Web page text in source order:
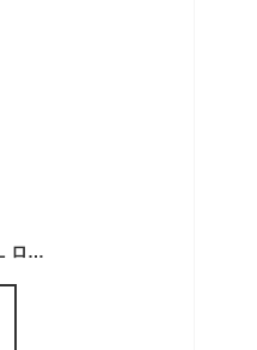
収納袋 衣類収納 フレーム付き ワクパ クローゼット S M L ロング ベーシック スタイル 単品 3個セット （ 衣類収納袋 衣類収納ボックス 収納 収納ケース 不織布 積み重ね 前開き 洗濯 丈夫 収納ボックス 衣替え 押入れ収納 ）【39ショップ】